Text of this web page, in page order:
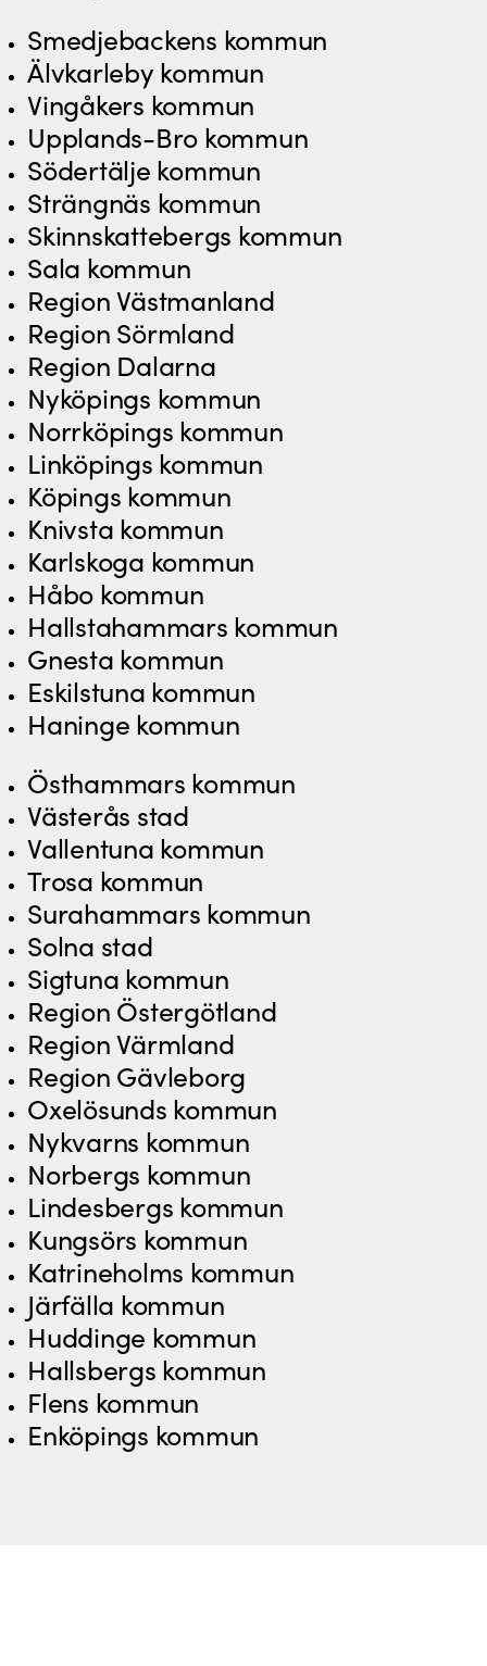
Smedjebackens kommun
Älvkarleby kommun
Vingåkers kommun
Upplands-Bro kommun
Södertälje kommun
Strängnäs kommun
Skinnskattebergs kommun
Sala kommun
Region Västmanland
Region Sörmland
Region Dalarna
Nyköpings kommun
Norrköpings kommun
Linköpings kommun
Köpings kommun
Knivsta kommun
Karlskoga kommun
Håbo kommun
Hallstahammars kommun
Gnesta kommun
Eskilstuna kommun
Haninge kommun
Östhammars kommun
Västerås stad
Vallentuna kommun
Trosa kommun
Surahammars kommun
Solna stad
Sigtuna kommun
Region Östergötland
Region Värmland
Region Gävleborg
Oxelösunds kommun
Nykvarns kommun
Norbergs kommun
Lindesbergs kommun
Kungsörs kommun
Katrineholms kommun
Järfälla kommun
Huddinge kommun
Hallsbergs kommun
Flens kommun
Enköpings kommun